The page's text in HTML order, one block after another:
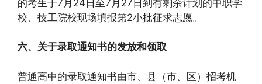
的考生于7月24日至7月27日到有剩余计划的中职学
校、技工院校现场填报第2小批征求志愿。
六、关于录取通知书的发放和领取
普通高中的录取通知书由市、县（市、区）招考机